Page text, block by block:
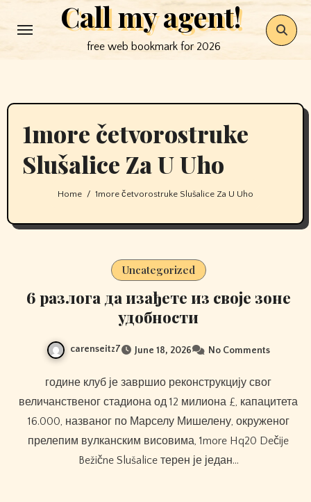
to
Call my agent!
free web bookmark for 2026
1more četvorostruke
Slušalice Za U Uho
Home 1more četvorostruke Slušalice Za U Uho
Uncategorized
6 разлога да изађете из своје зоне
удобности
carenseitz7 June 18, 2026 No Comments
године клуб је завршио реконструкцију свог
величанственог стадиона од 12 милиона £, капацитета
16.000, названог по Марселу Мишелену, окруженог
прелепим вулканским висовима, 1more Hq20 Dečije
Bežične Slušalice терен је један…